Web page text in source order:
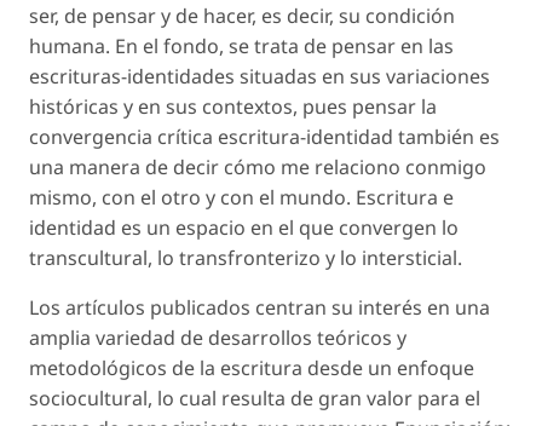
ser, de pensar y de hacer, es decir, su condición
humana. En el fondo, se trata de pensar en las
escrituras-identidades situadas en sus variaciones
históricas y en sus contextos, pues pensar la
convergencia crítica escritura-identidad también es
una manera de decir cómo me relaciono conmigo
mismo, con el otro y con el mundo. Escritura e
identidad es un espacio en el que convergen lo
transcultural, lo transfronterizo y lo intersticial.
Los artículos publicados centran su interés en una
amplia variedad de desarrollos teóricos y
metodológicos de la escritura desde un enfoque
sociocultural, lo cual resulta de gran valor para el